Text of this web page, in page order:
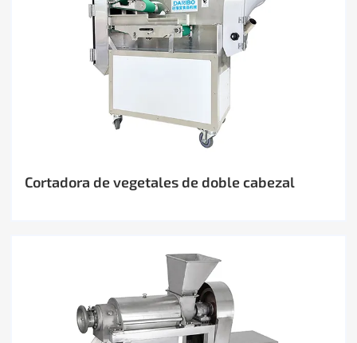
Cortadora de vegetales de doble cabezal